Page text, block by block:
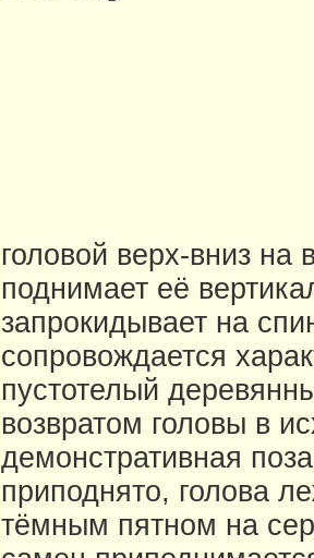
головой верх-вниз на
поднимает её
запрокидывает на
сопровождается
пустотелый
возвратом головы в
демонстративная
приподнято, голова
тёмным пятном на